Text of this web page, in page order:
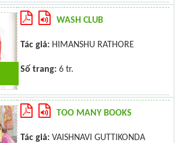
WASH CLUB
Tác giả: HIMANSHU RATHORE
Số trang: 6 tr.
TOO MANY BOOKS
Tác giả: VAISHNAVI GUTTIKONDA